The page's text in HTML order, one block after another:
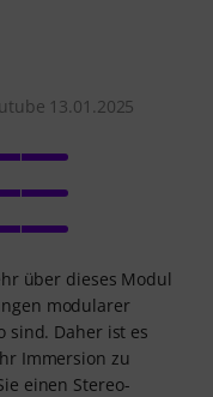
13.01.2025
über dieses Modul
modularer
sind. Daher ist es
Immersion zu
einen Stereo-